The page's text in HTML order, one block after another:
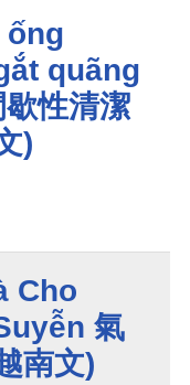
quãng
性清潔
)
Cho
氣
南文)